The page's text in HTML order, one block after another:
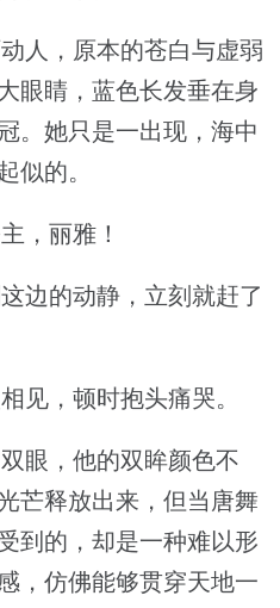
人，原本的苍白与虚弱
眼睛，蓝色长发垂在身
。她只是一出现，海中
似的。
，丽雅！
边的动静，立刻就赶了
见，顿时抱头痛哭。
眼，他的双眸颜色不
芒释放出来，但当唐舞
到的，却是一种难以形
，仿佛能够贯穿天地一